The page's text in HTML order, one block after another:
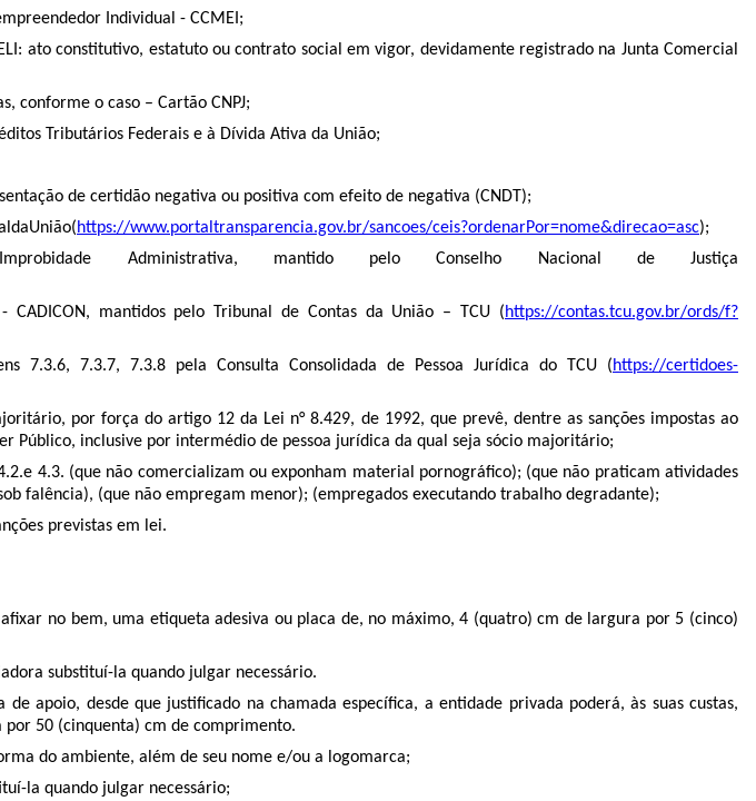
Individual - CCMEI;
ato constitutivo, estatuto ou contrato social em vigor, devidamente registrado na Junta Comercial
conforme o caso – Cartão CNPJ;
Tributários Federais e à Dívida Ativa da União;
de certidão negativa ou positiva com efeito de negativa (CNDT);
https://www.portaltransparencia.gov.br/sancoes/ceis?ordenarPor=nome&direcao=asc);
Administrativa, mantido pelo Conselho Nacional de Justiça
mantidos pelo Tribunal de Contas da União – TCU (https://contas.tcu.gov.br/ords/f?
7.3.6, 7.3.7, 7.3.8 pela Consulta Consolidada de Pessoa Jurídica do TCU (https://certidoes-
por força do artigo 12 da Lei n° 8.429, de 1992, que prevê, dentre as sanções impostas ao
Público, inclusive por intermédio de pessoa jurídica da qual seja sócio majoritário;
4.3. (que não comercializam ou exponham material pornográfico); (que não praticam atividades
falência), (que não empregam menor); (empregados executando trabalho degradante);
previstas em lei.
no bem, uma etiqueta adesiva ou placa de, no máximo, 4 (quatro) cm de largura por 5 (cinco)
substituí-la quando julgar necessário.
apoio, desde que justificado na chamada específica, a entidade privada poderá, às suas custas,
50 (cinquenta) cm de comprimento.
do ambiente, além de seu nome e/ou a logomarca;
la quando julgar necessário;